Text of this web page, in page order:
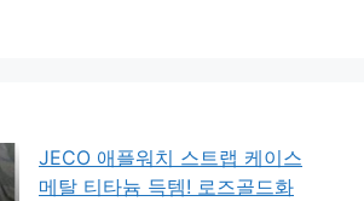
JECO 애플워치 스트랩 케이스
메탈 티타늄 득템! 로즈골드화